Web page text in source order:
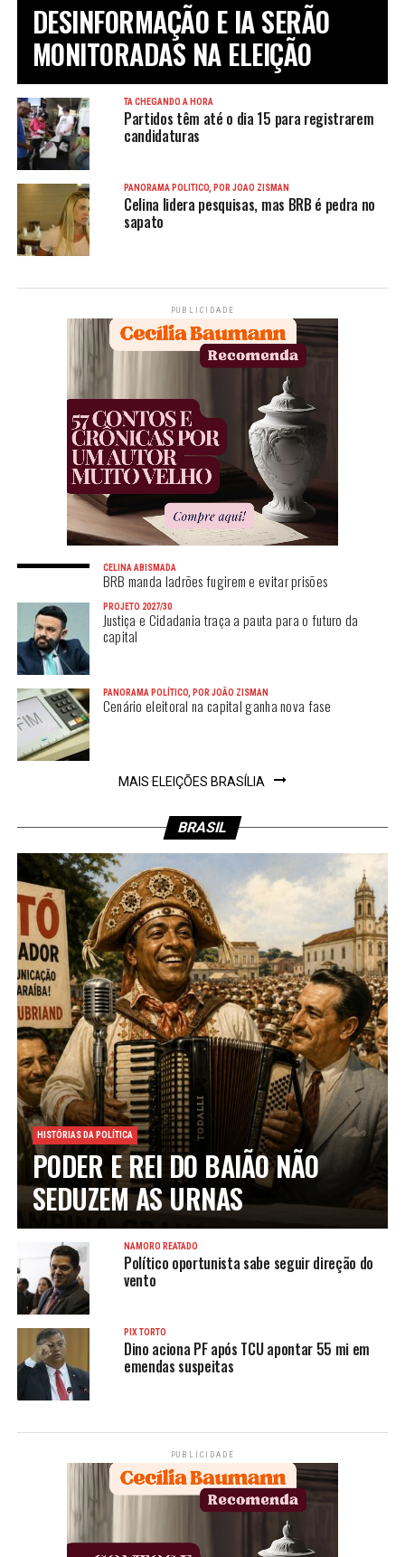
DESINFORMAÇÃO E IA SERÃO
MONITORADAS NA ELEIÇÃO
TÁ CHEGANDO A HORA
Partidos têm até o dia 15 para registrarem
candidaturas
PANORAMA POLÍTICO, POR JOÃO ZISMAN
Celina lidera pesquisas, mas BRB é pedra no
sapato
PUBLICIDADE
CELINA ABISMADA
BRB manda ladrões fugirem e evitar prisões
PROJETO 2027/30
Justiça e Cidadania traça a pauta para o futuro da
capital
PANORAMA POLÍTICO, POR JOÃO ZISMAN
Cenário eleitoral na capital ganha nova fase
MAIS ELEIÇÕES BRASÍLIA
BRASIL
HISTÓRIAS DA POLÍTICA
PODER E REI DO BAIÃO NÃO
SEDUZEM AS URNAS
NAMORO REATADO
Político oportunista sabe seguir direção do
vento
PIX TORTO
Dino aciona PF após TCU apontar 55 mi em
emendas suspeitas
PUBLICIDADE